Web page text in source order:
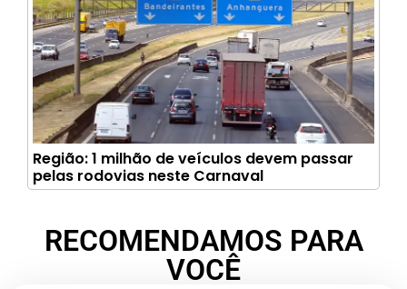
Região: 1 milhão de veículos devem passar
pelas rodovias neste Carnaval
RECOMENDAMOS PARA
VOCÊ